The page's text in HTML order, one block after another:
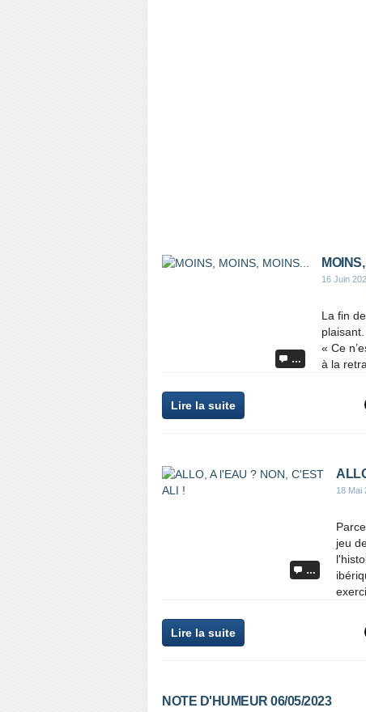
…
16 Juin
La fin
« Ce
à la
Lire la suite
…
18 Mai
jeu
Lire la suite
NOTE D'HUMEUR 06/05/2023